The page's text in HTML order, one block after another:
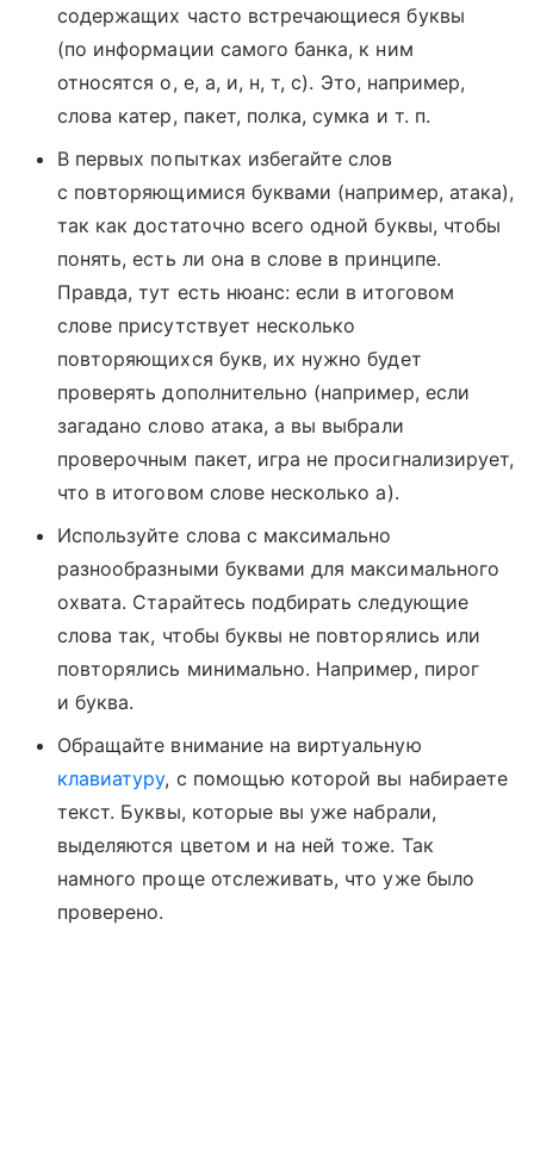
содержащих часто встречающиеся буквы
(по информации самого банка, к ним
относятся о, е, а, и, н, т, с). Это, например,
слова катер, пакет, полка, сумка и т. п.
В первых попытках избегайте слов
с повторяющимися буквами (например, атака),
так как достаточно всего одной буквы, чтобы
понять, есть ли она в слове в принципе.
Правда, тут есть нюанс: если в итоговом
слове присутствует несколько
повторяющихся букв, их нужно будет
проверять дополнительно (например, если
загадано слово атака, а вы выбрали
проверочным пакет, игра не просигнализирует,
что в итоговом слове несколько а).
Используйте слова с максимально
разнообразными буквами для максимального
охвата. Старайтесь подбирать следующие
слова так, чтобы буквы не повторялись или
повторялись минимально. Например, пирог
и буква.
Обращайте внимание на виртуальную
клавиатуру, с помощью которой вы набираете
текст. Буквы, которые вы уже набрали,
выделяются цветом и на ней тоже. Так
намного проще отслеживать, что уже было
проверено.